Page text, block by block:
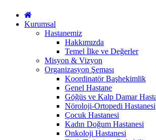
Kurumsal
Hastanemiz
Hakkımızda
Temel İlke ve Değerler
Misyon & Vizyon
Organizasyon Şeması
Koordinatör Başhekimlik
Genel Hastane
Göğüs ve Kalp Damar
Nöroloji-Ortopedi Hastanesi
Çocuk Hastanesi
Kadın Doğum Hastanesi
Onkoloji Hastanesi